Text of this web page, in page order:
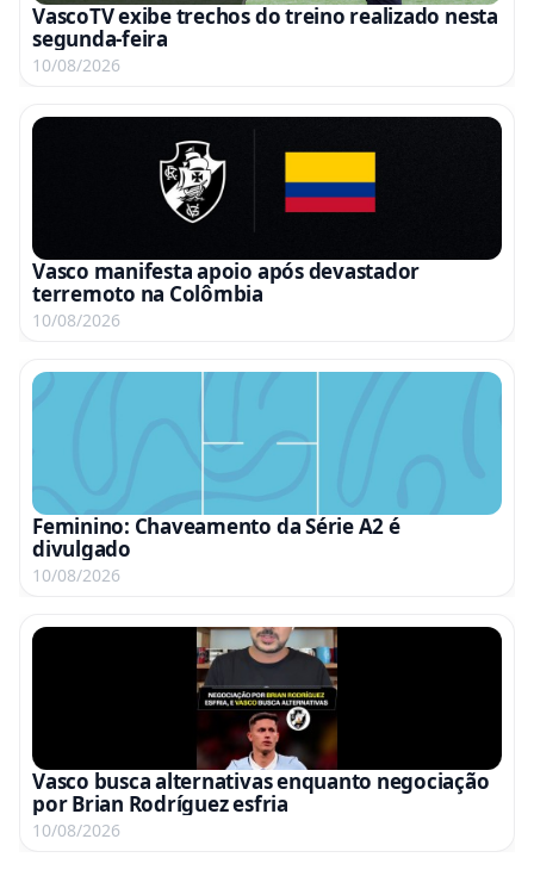
VascoTV exibe trechos do treino realizado nesta
segunda-feira
10/08/2026
Vasco manifesta apoio após devastador
terremoto na Colômbia
10/08/2026
Feminino: Chaveamento da Série A2 é
divulgado
10/08/2026
Vasco busca alternativas enquanto negociação
por Brian Rodríguez esfria
10/08/2026